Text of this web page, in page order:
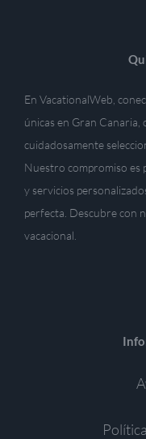
En VacationalWeb,
únicas en Gran
cuidadosamente
Nuestro compromiso es
y servicios
perfecta. Descubre con
vacacional.